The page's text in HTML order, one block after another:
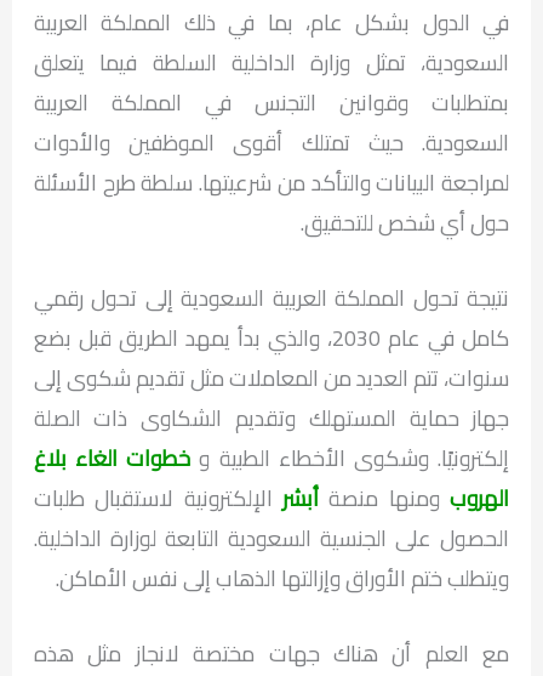
في الدول بشكل عام، بما في ذلك المملكة العربية
السعودية، تمثل وزارة الداخلية السلطة فيما يتعلق
بمتطلبات وقوانين التجنس في المملكة العربية
السعودية. حيث تمتلك أقوى الموظفين والأدوات
لمراجعة البيانات والتأكد من شرعيتها. سلطة طرح الأسئلة
حول أي شخص للتحقيق.
نتيجة تحول المملكة العربية السعودية إلى تحول رقمي
كامل في عام 2030، والذي بدأ يمهد الطريق قبل بضع
سنوات، تتم العديد من المعاملات مثل تقديم شكوى إلى
جهاز حماية المستهلك وتقديم الشكاوى ذات الصلة
إلكترونيًا. وشكوى الأخطاء الطبية وخطوات الغاء بلاغ
الهروبومنها منصة أبشرالإلكترونية لاستقبال طلبات
الحصول على الجنسية السعودية التابعة لوزارة الداخلية.
ويتطلب ختم الأوراق وإزالتها الذهاب إلى نفس الأماكن.
مع العلم أن هناك جهات مختصة لانجاز مثل هذه